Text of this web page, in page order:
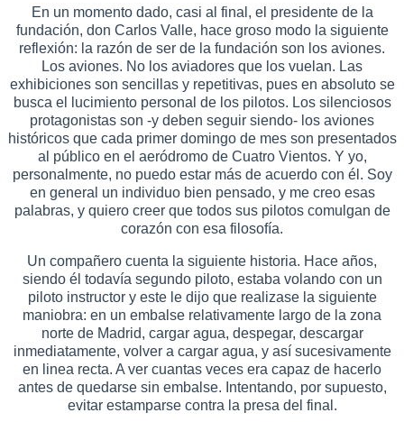
En un momento dado, casi al final, el presidente de la
fundación, don Carlos Valle, hace groso modo la siguiente
reflexión: la razón de ser de la fundación son los aviones.
Los aviones. No los aviadores que los vuelan. Las
exhibiciones son sencillas y repetitivas, pues en absoluto se
busca el lucimiento personal de los pilotos. Los silenciosos
protagonistas son -y deben seguir siendo- los aviones
históricos que cada primer domingo de mes son presentados
al público en el aeródromo de Cuatro Vientos. Y yo,
personalmente, no puedo estar más de acuerdo con él. Soy
en general un individuo bien pensado, y me creo esas
palabras, y quiero creer que todos sus pilotos comulgan de
corazón con esa filosofía.
Un compañero cuenta la siguiente historia. Hace años,
siendo él todavía segundo piloto, estaba volando con un
piloto instructor y este le dijo que realizase la siguiente
maniobra: en un embalse relativamente largo de la zona
norte de Madrid, cargar agua, despegar, descargar
inmediatamente, volver a cargar agua, y así sucesivamente
en linea recta. A ver cuantas veces era capaz de hacerlo
antes de quedarse sin embalse. Intentando, por supuesto,
evitar estamparse contra la presa del final.